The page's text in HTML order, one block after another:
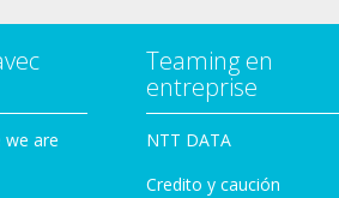
we are
Teaming en
entreprise
NTT DATA
Credito y caución